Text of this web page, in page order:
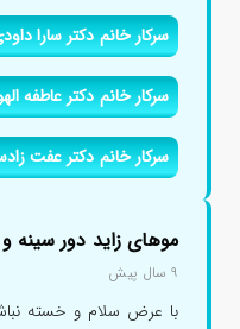
سرکار خانم دکتر سارا
سرکار خانم دکتر عاطفه
سرکار خانم دکتر عفت
موهای زاید دور
۹ سال پیش
با عرض سلام و خسته